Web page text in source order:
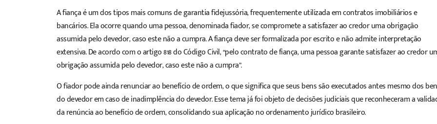
A fiança é um dos tipos mais comuns de garantia fidejussória, frequentemente utilizada em contratos imobiliários e
bancários. Ela ocorre quando uma pessoa, denominada fiador, se compromete a satisfazer ao credor uma obrigação
assumida pelo devedor, caso este não a cumpra. A fiança deve ser formalizada por escrito e não admite interpretação
extensiva. De acordo com o artigo 818 do Código Civil, “pelo contrato de fiança, uma pessoa garante satisfazer ao credor
obrigação assumida pelo devedor, caso este não a cumpra”.
O fiador pode ainda renunciar ao benefício de ordem, o que significa que seus bens são executados antes mesmo dos
do devedor em caso de inadimplência do devedor. Esse tema já foi objeto de decisões judiciais que reconheceram a
da renúncia ao benefício de ordem, consolidando sua aplicação no ordenamento jurídico brasileiro.